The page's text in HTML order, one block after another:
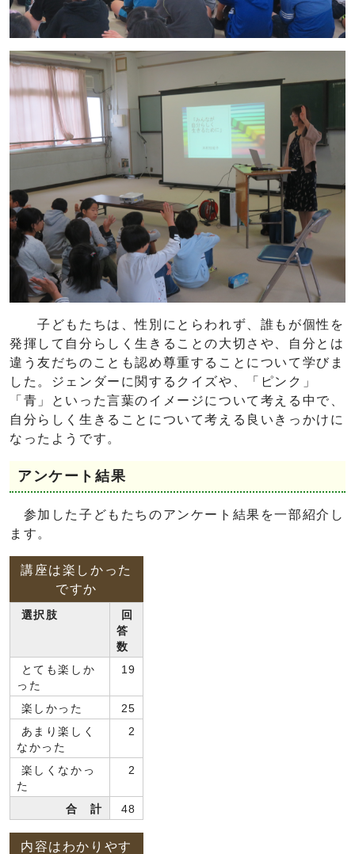
子どもたちは、性別にとらわれず、誰もが個性を
発揮して自分らしく生きることの大切さや、自分とは
違う友だちのことも認め尊重することについて学びま
した。ジェンダーに関するクイズや、「ピンク」
「青」といった言葉のイメージについて考える中で、
自分らしく生きることについて考える良いきっかけに
なったようです。
アンケート結果
参加した子どもたちのアンケート結果を一部紹介し
ます。
講座は楽しかった
ですか
選択肢
回
答
数
とても楽しか
った
19
楽しかった
25
あまり楽しく
なかった
2
楽しくなかっ
た
2
合 計 48
内容はわかりやす